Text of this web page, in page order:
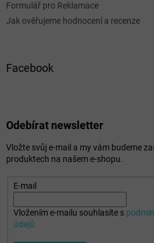
Formulář pro Reklamace
Jak ověřujeme hodnocení a recenze
Facebook
Odebírat newsletter
Vložte svůj e-mail a my vám budeme
produktech na našem e-shopu.
E-mail
Vložením e-mailu souhlasíte s
údajů